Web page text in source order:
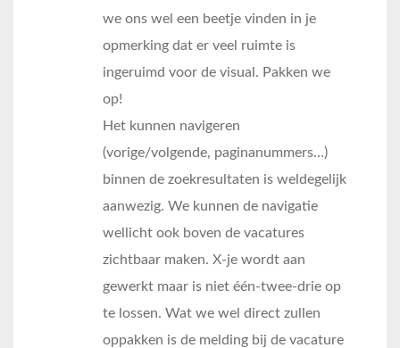
we ons wel een beetje vinden in je
opmerking dat er veel ruimte is
ingeruimd voor de visual. Pakken we
op!
Het kunnen navigeren
(vorige/volgende, paginanummers…)
binnen de zoekresultaten is weldegelijk
aanwezig. We kunnen de navigatie
wellicht ook boven de vacatures
zichtbaar maken. X-je wordt aan
gewerkt maar is niet één-twee-drie op
te lossen. Wat we wel direct zullen
oppakken is de melding bij de vacature